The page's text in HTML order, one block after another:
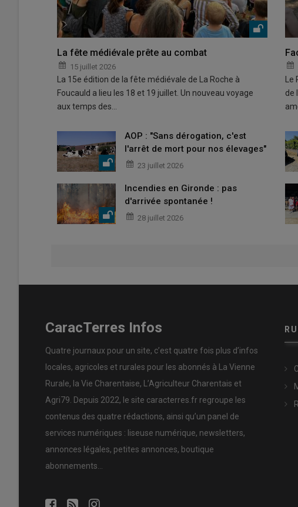
La fête médiévale prête au combat
15 juillet 2026
La 15e édition de la fête médiévale de La Roche à
Foucauld a lieu les 18 et 19 juillet. Un nouveau voyage
aux temps des…
de
AOP : "Sans dérogation, c'est
l'arrêt de mort pour nos élevages"
23 juillet 2026
Incendies en Gironde : pas
d'arrivée spontanée !
28 juillet 2026
CaracTerres Infos
Quatre journaux pour un site, c’est quatre fois plus d’infos
locales, agricoles et rurales pour les abonnés à La Vienne
Rurale, la Vie Charentaise, L’Agriculteur Charentais et
Agri79. Depuis 2022, le site caracterres.fr regroupe les
contenus des quatre rédactions, ainsi qu’un panel de
services numériques : liseuse numérique, newsletters,
annonces légales, petites annonces, boutique
abonnements…